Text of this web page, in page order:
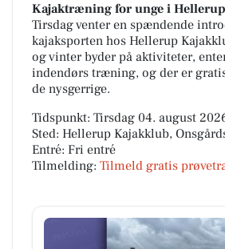
Kajaktræning for unge i
Tirsdag venter en spændende
kajaksporten hos Hellerup
og vinter byder på aktiviteter,
indendørs træning, og der er
de nysgerrige.
Tidspunkt: Tirsdag 04. august
Sted: Hellerup Kajakklub,
Entré: Fri entré
Tilmelding: Tilmeld gratis